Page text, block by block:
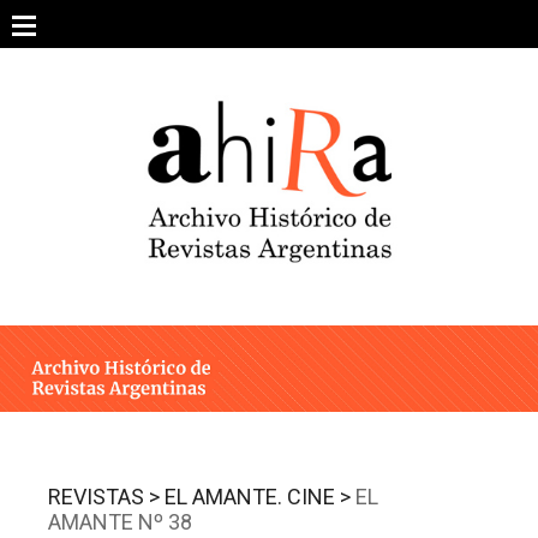
content
ARCHIVO DE REVISTAS
ESTUDIOS CRÍTICOS
INTEGRANTES
CONTACTO
REVISTAS > EL AMANTE. CINE > EL
AMANTE Nº 38